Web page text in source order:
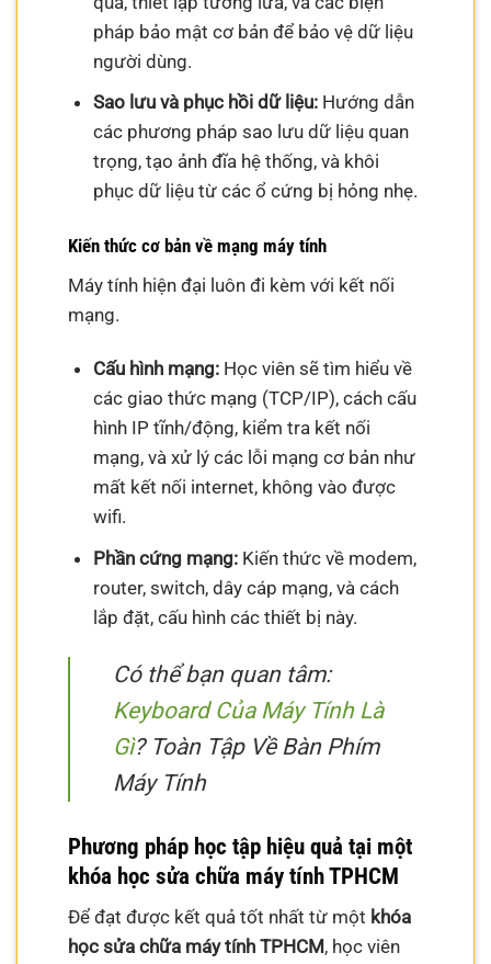
pháp bảo mật cơ bản để bảo vệ dữ liệu
người dùng.
Sao lưu và phục hồi dữ liệu:Hướng dẫn
các phương pháp sao lưu dữ liệu quan
trọng, tạo ảnh đĩa hệ thống, và khôi
phục dữ liệu từ các ổ cứng bị hỏng nhẹ.
Kiến thức cơ bản về mạng máy tính
Máy tính hiện đại luôn đi kèm với kết nối
mạng.
Cấu hình mạng:Học viên sẽ tìm hiểu về
các giao thức mạng (TCP/IP), cách cấu
hình IP tĩnh/động, kiểm tra kết nối
mạng, và xử lý các lỗi mạng cơ bản như
mất kết nối internet, không vào được
wifi.
Phần cứng mạng:Kiến thức về modem,
router, switch, dây cáp mạng, và cách
lắp đặt, cấu hình các thiết bị này.
Có thể bạn quan tâm:
Keyboard Của Máy Tính Là
Gì? Toàn Tập Về Bàn Phím
Máy Tính
Phương pháp học tập hiệu quả tại một
khóa học sửa chữa máy tính TPHCM
Để đạt được kết quả tốt nhất từ một khóa
học sửa chữa máy tính TPHCM , học viên